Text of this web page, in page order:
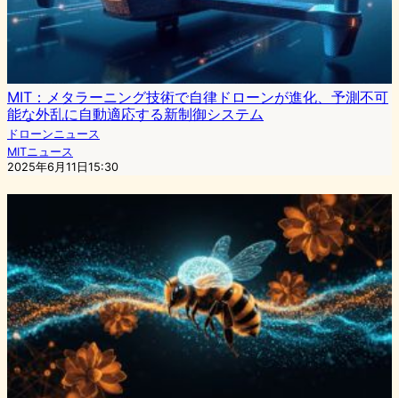
MIT：メタラーニング技術で自律ドローンが進化、予測不可
能な外乱に自動適応する新制御システム
ドローンニュース
MITニュース
2025年6月11日15:30